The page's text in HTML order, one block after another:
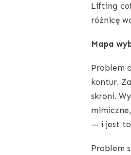
Lifting
różnicę
Mapa
Problem
kontur.
skroni.
— i jest
Problem